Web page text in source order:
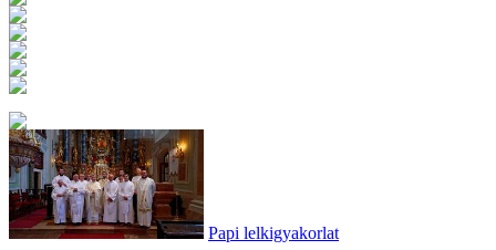
Papi lelkigyakorlat